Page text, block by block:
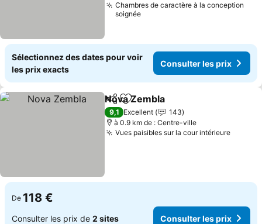
Chambres de caractère à la conception
soignée
Sélectionnez des dates pour voir
les prix exacts
Consulter les prix
PartagerAjouter à mes favoris
Nova Zembla
9,1 Excellent
143
à 0.9 km de : Centre-ville
Vues paisibles sur la cour intérieure
De 118 €
Consulter les prix de 2 sites Consulter les prix